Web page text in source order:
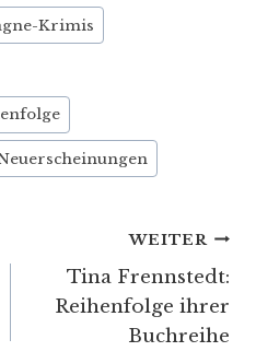
Krimis
WEITER
Tina Frennstedt:
Reihenfolge ihrer
Buchreihe